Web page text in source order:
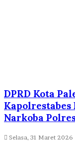
DPRD Kota
Kapolrestabes
Narkoba
Selasa, 31 Maret 2026